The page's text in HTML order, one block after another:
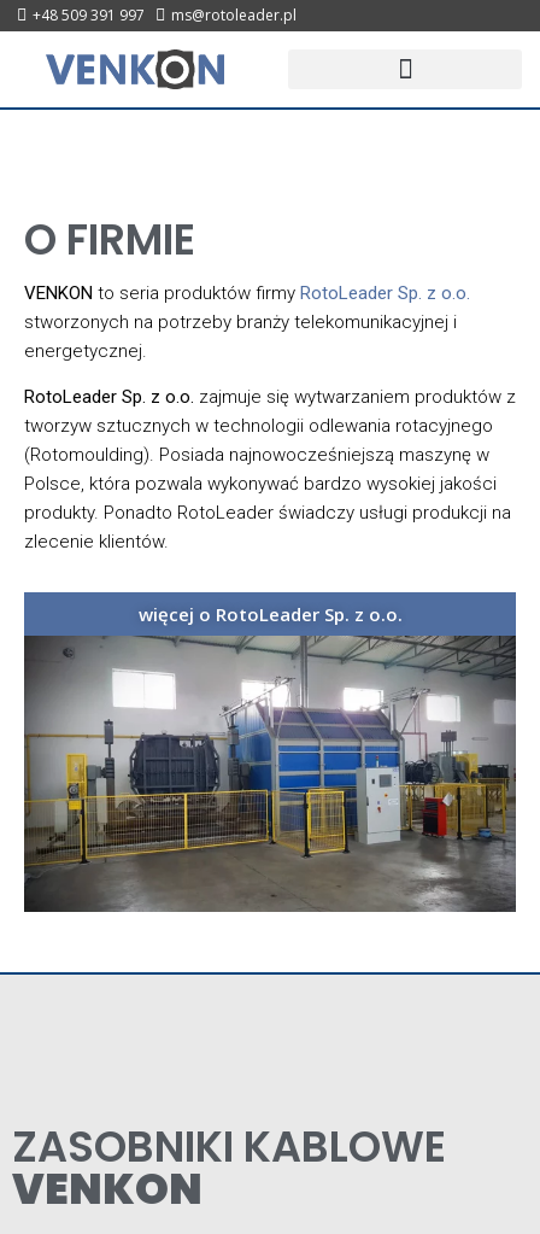
+48 509 391 997 ms@rotoleader.pl
O FIRMIE
VENKON to seria produktów firmy RotoLeader Sp. z o.o.
stworzonych na potrzeby branży telekomunikacyjnej i
energetycznej.
RotoLeader Sp. z o.o. zajmuje się wytwarzaniem produktów z
tworzyw sztucznych w technologii odlewania rotacyjnego
(Rotomoulding). Posiada najnowocześniejszą maszynę w
Polsce, która pozwala wykonywać bardzo wysokiej jakości
produkty. Ponadto RotoLeader świadczy usługi produkcji na
zlecenie klientów.
więcej o RotoLeader Sp. z o.o.
ZASOBNIKI KABLOWE
VENKON